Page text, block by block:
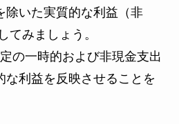
除いた実質的な利益（非
てみましょう。
の一時的および非現金支出
な利益を反映させることを